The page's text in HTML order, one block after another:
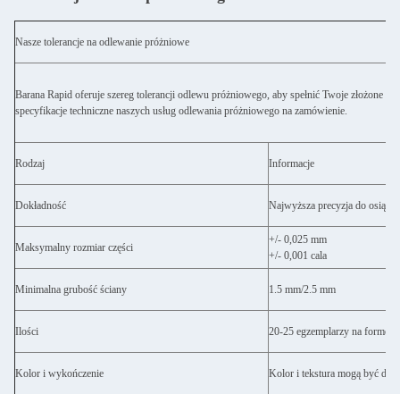
Nasze tolerancje na odlewanie próżniowe
Barana Rapid oferuje szereg tolerancji odlewu próżniowego, aby spełnić Twoje złożone
specyfikacje techniczne naszych usług odlewania próżniowego na zamówienie.
Rodzaj Informacje
Dokładność Najwyższa precyzja do
Maksymalny rozmiar części
+/- 0,025 mm
+/- 0,001 cala
Minimalna grubość ściany 1.5 mm/2.5 mm
Ilości 20-25 egzemplarzy na formę
Kolor i wykończenie Kolor i tekstura mogą być